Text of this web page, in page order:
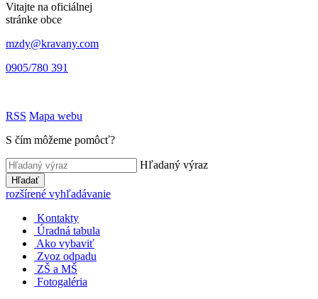
Vitajte na oficiálnej
stránke obce
mzdy@kravany.com
0905/780 391
RSS Mapa webu
S čím môžeme pomôcť?
Hľadaný výraz
Hľadať
rozšírené vyhľadávanie
Kontakty
Úradná tabula
Ako vybaviť
Zvoz odpadu
ZŠ a MŠ
Fotogaléria